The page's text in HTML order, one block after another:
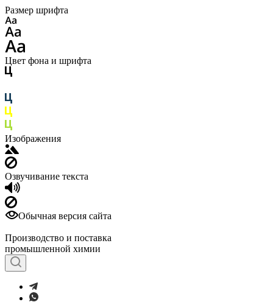
Размер шрифта
Цвет фона и шрифта
Изображения
Озвучивание текста
Обычная версия сайта
Производство и поставка
промышленной химии